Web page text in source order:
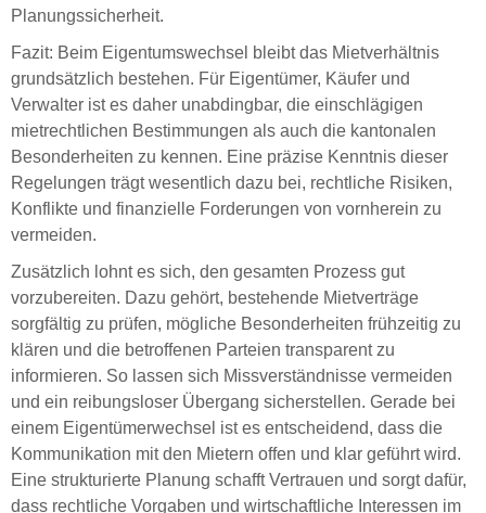
Planungssicherheit.
Fazit: Beim Eigentumswechsel bleibt das Mietverhältnis
grundsätzlich bestehen. Für Eigentümer, Käufer und
Verwalter ist es daher unabdingbar, die einschlägigen
mietrechtlichen Bestimmungen als auch die kantonalen
Besonderheiten zu kennen. Eine präzise Kenntnis dieser
Regelungen trägt wesentlich dazu bei, rechtliche Risiken,
Konflikte und finanzielle Forderungen von vornherein zu
vermeiden.
Zusätzlich lohnt es sich, den gesamten Prozess gut
vorzubereiten. Dazu gehört, bestehende Mietverträge
sorgfältig zu prüfen, mögliche Besonderheiten frühzeitig zu
klären und die betroffenen Parteien transparent zu
informieren. So lassen sich Missverständnisse vermeiden
und ein reibungsloser Übergang sicherstellen. Gerade bei
einem Eigentümerwechsel ist es entscheidend, dass die
Kommunikation mit den Mietern offen und klar geführt wird.
Eine strukturierte Planung schafft Vertrauen und sorgt dafür,
dass rechtliche Vorgaben und wirtschaftliche Interessen im